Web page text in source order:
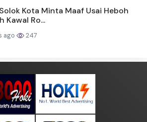
Kota Minta Maaf Usai Heboh
Kawal Ro...
ago 247